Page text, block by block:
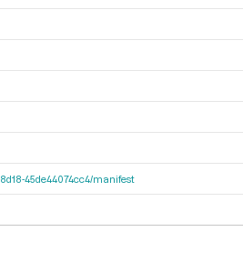
45de44074cc4/manifest